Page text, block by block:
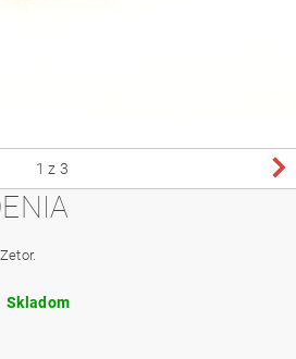
1 z 3
Skladom